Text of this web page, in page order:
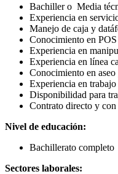
Bachiller o Media
Experiencia en
Manejo de caja y
Conocimiento en
Experiencia en
Experiencia en línea
Conocimiento en
Experiencia en
Disponibilidad para
Contrato directo y con
Nivel de educación:
Bachillerato completo
Sectores laborales: